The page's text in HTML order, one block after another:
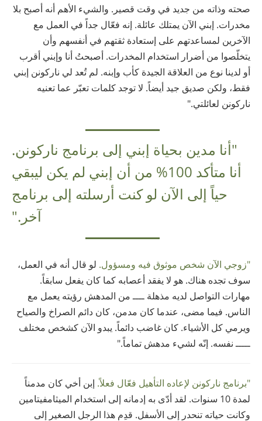
صحته وذاته من جديد في وقت قصير. والشيء الأهم أنه أصبح بلا
مخدرات. إبني الآن يمتلك عائلة. إنه فعّال جداً في العمل مع
الآخرين لمساعدتهم على إستعادة ثقتهم في أنفسهم وأن
يتخلّصوا من أضرار استخدام المخدرات. أصبحتُ أنا وإبني أقرب
أو لدينا نوع من العلاقة الجيدة كأب وإبنه. لم تُعد لي ناركونن إبني
فقط، ولكن صديق جيد أيضاً. لا توجد كلمات تعبّر عما تعنيه
ناركونن لعائلتي."
"أنا مدين بحياة إبني إلى برنامج ناركونن.
أنا متأكد 100% من أن إبني لم يكن ليبقي
حياً إلى الآن لو كنت أرسلته إلى برنامج
آخر."
"زوجي الآن شخص موثوق فيه ومسؤول. لو قال أنه في العمل،
سوف تجده هناك. هو لا يفقد أعصابه كما كان يفعل سابقاً.
مهارات التواصل لديه مذهلة ــــ من المدهش رؤيته يعمل مع
الناس. فيما مضى، عندما كان مدمن، كان دائم الصراخ والصياح
ويرمي كل الأشياء. كان غاضب دائماً. يبدو الآن كشخص مختلف
ـــــ نفسه. إنّه لشيء مدهش تماماً."
"برنامج ناركونن لإعاده التأهيل فعّال فعلاً. إبن أخي كان مدمناً
لمدة 10 سنوات. لقد أدّى به إدمانه إلى استخدام الميثامفيتامين
وكانت حياته تنحدر إلى الأسفل. قدِم هذا الرجل الصغير إلى